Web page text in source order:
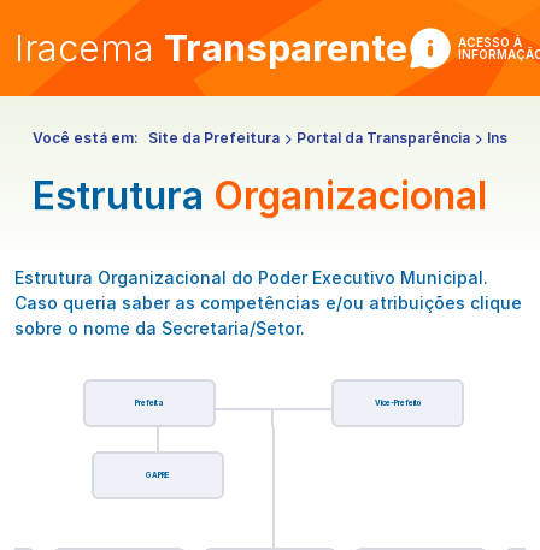
Iracema Transparente
ACESSO À
Você está em: Site da Prefeitura Portal da Transparência
Estrutura Organizacional
Estrutura Organizacional do Poder Executivo Municipal.
Caso queria saber as competências e/ou atribuições clique
sobre o nome da Secretaria/Setor.
Prefeita Vice-Prefeito
GAPRE